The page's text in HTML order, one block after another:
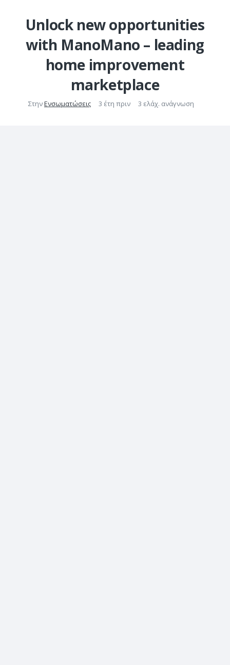
Unlock new opportunities
with ManoMano – leading
home improvement
marketplace
ΣτηνΕνσωματώσεις 3 έτη πριν 3 ελάχ. ανάγνωση